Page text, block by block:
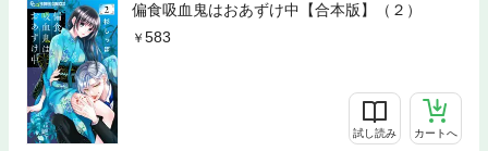
偏食吸血鬼はおあずけ中【合本版】（２）
583
試し読み カートへ